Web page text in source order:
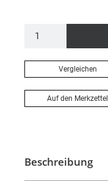
Vergleichen
Auf den Merkzettel
Beschreibung